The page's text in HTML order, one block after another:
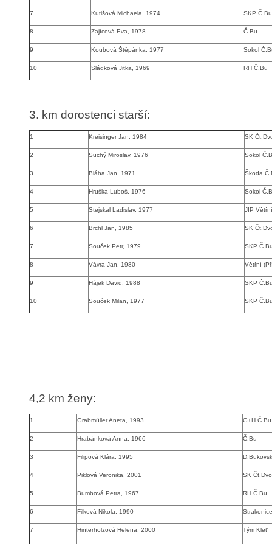
7 Kutišová Michaela, 1974 SKP Č.Bu
8 Zajícová Eva, 1978 Č.Bu
9 Koubová Štěpánka, 1977 Sokol
10 Sládková Jitka, 1969 RH Č.Bu
3. km dorostenci starší:
1 Kreisinger Jan, 1984 SK
2 Suchý Miroslav, 1976 Sokol
3 Bláha Jan, 1971 Škoda
4 Hruška Luboš, 1976 Sokol
5 Stejskal Ladislav, 1977 JIP Větřní
6 Brchl Jan, 1985 SK
7 Souček Petr, 1979 SKP
8 Vávra Jan, 1980 Větřní
9 Hájek David, 1988 SKP
10 Souček Milan, 1977 SKP
4,2 km ženy:
1 Grabmüller Aneta, 1993 G+H Č.Bu
2 Hrabánková Anna, 1966 Č.Bu
3 Filipová Klára, 1995
4 Piklová Veronika, 2001 SK
5 Bumbová Petra, 1967 RH Č.Bu
6 Filková Nikola, 1990 Strakonice
7 Hinterholzová Helena, 2000 Tým Kleť